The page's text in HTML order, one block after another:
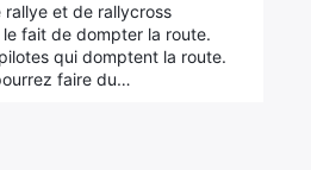
et de rallycross
fait de dompter la route.
qui domptent la route.
faire du…